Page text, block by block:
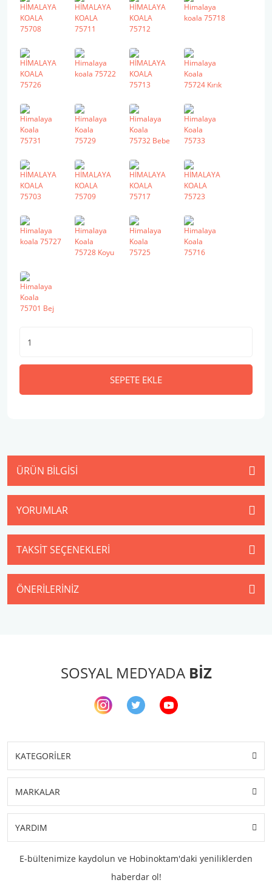
SEPETE EKLE
ÜRÜN BILGISI
YORUMLAR
TAKSIT SEÇENEKLERI
ÖNERILERINIZ
SOSYAL MEDYADA BİZ
KATEGORİLER
MARKALAR
YARDIM
E-bültenimize kaydolun ve Hobinoktam'daki yeniliklerden
haberdar ol!